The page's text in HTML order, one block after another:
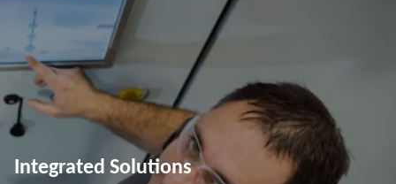
Integrated Solutions